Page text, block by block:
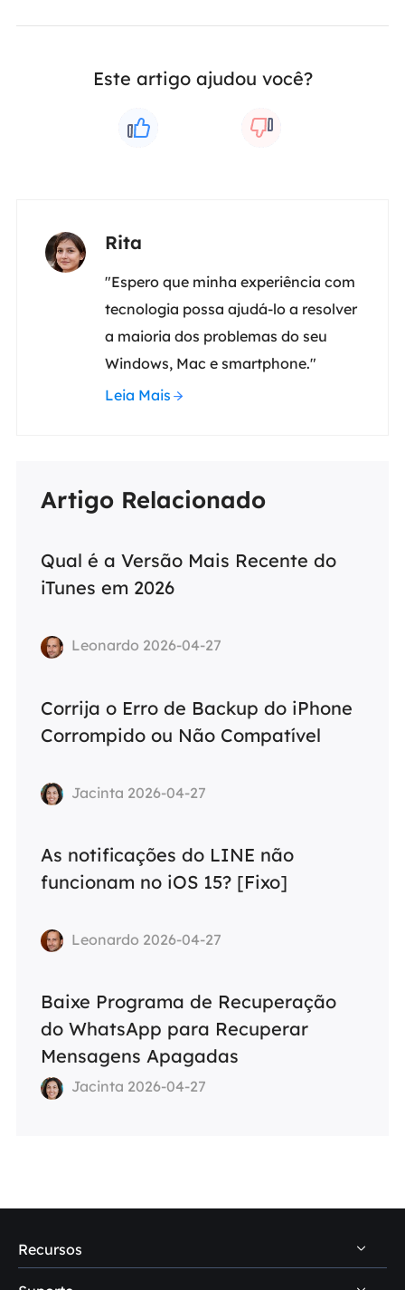
Este artigo ajudou você?
Rita
"Espero que minha experiência com
tecnologia possa ajudá-lo a resolver
a maioria dos problemas do seu
Windows, Mac e smartphone."
Leia Mais
Artigo Relacionado
Qual é a Versão Mais Recente do
iTunes em 2026
Leonardo 2026-04-27
Corrija o Erro de Backup do iPhone
Corrompido ou Não Compatível
Jacinta 2026-04-27
As notificações do LINE não
funcionam no iOS 15? [Fixo]
Leonardo 2026-04-27
Baixe Programa de Recuperação
do WhatsApp para Recuperar
Mensagens Apagadas
Jacinta 2026-04-27
Recursos